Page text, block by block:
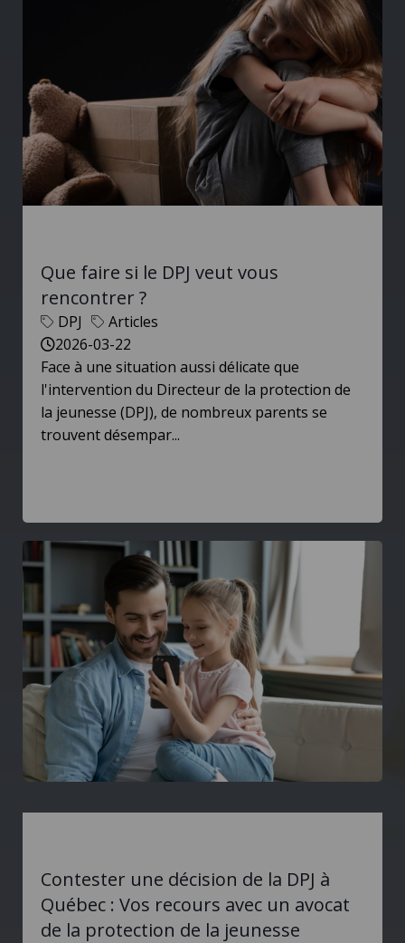
Que faire si le DPJ veut vous
rencontrer ?
DPJ
Articles
2026-03-22
Face à une situation aussi délicate que
l'intervention du Directeur de la protection de
la jeunesse (DPJ), de nombreux parents se
trouvent désempar...
Contester une décision de la DPJ à
Québec : Vos recours avec un avocat
de la protection de la jeunesse